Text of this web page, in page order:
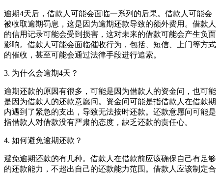
逾期4天后，借款人可能会面临一系列的后果。借款人可能会
被收取逾期罚息，这是因为逾期还款导致的额外费用。借款人
的信用记录可能会受到损害，这对未来的借款可能会产生负面
影响。借款人可能会面临催收行为，包括、短信、上门等方式
的催收，甚至可能会通过法律手段进行追索。
3. 为什么会逾期4天？
逾期还款的原因有很多，可能是因为借款人的资金问，也可能
是因为借款人的还款意愿问。资金问可能是指借款人在借款期
内遇到了紧急的支出，导致无法按时还款。还款意愿问可能是
指借款人对借款没有严肃的态度，缺乏还款的责任心。
4. 如何避免逾期还款？
避免逾期还款的有几种。借款人在借款前应该确保自己有足够
的还款能力，不超出自己的还款能力范围。借款人应该制定合